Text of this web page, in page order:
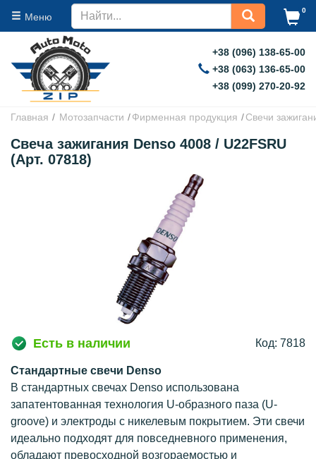
Меню
0
+38 (096) 138-65-00
+38 (063) 136-65-00
+38 (099) 270-20-92
Главная Мотозапчасти Фирменная продукция Свечи
Свеча зажигания Denso 4008 / U22FSRU
(Арт. 07818)
Есть в наличии Код: 7818
Стандартные свечи Denso
В стандартных свечах Denso использована
запатентованная технология U-образного паза (U-
groove) и электроды с никелевым покрытием. Эти свечи
идеально подходят для повседневного применения,
обладают превосходной возгораемостью и